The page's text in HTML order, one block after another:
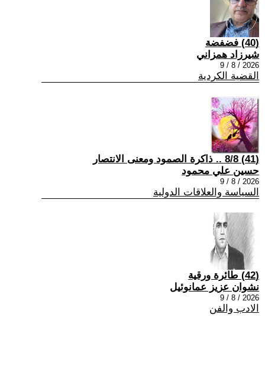
(40) فضفضة
شيرزاد همزاني
2026 / 8 / 9
القضية الكردية
(41) 8/8 .. ذاكرة الصمود ومعنى الانتصار
حسين علي محمود
2026 / 8 / 9
السياسة والعلاقات الدولية
(42) طائرة ورقية
نشوان عزيز عمانوئيل
2026 / 8 / 9
الادب والفن